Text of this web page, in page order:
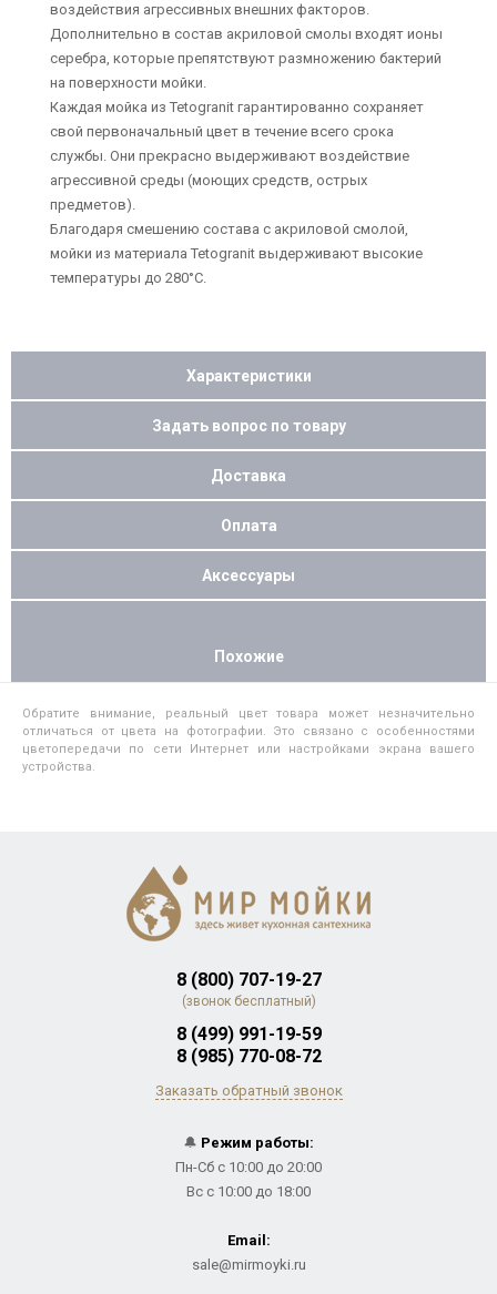
воздействия агрессивных внешних факторов.
Дополнительно в состав акриловой смолы входят ионы
серебра, которые препятствуют размножению бактерий
на поверхности мойки.
Каждая мойка из Tetogranit гарантированно сохраняет
свой первоначальный цвет в течение всего срока
службы. Они прекрасно выдерживают воздействие
агрессивной среды (моющих средств, острых
предметов).
Благодаря смешению состава с акриловой смолой,
мойки из материала Tetogranit выдерживают высокие
температуры до 280°С.
Характеристики
Задать вопрос по товару
Доставка
Оплата
Аксессуары
Похожие
Обратите внимание, реальный цвет товара может незначительно
отличаться от цвета на фотографии. Это связано с особенностями
цветопередачи по сети Интернет или настройками экрана вашего
устройства.
8 (800) 707-19-27
(звонок бесплатный)
8 (499) 991-19-59
8 (985) 770-08-72
Заказать обратный звонок
🔔 Режим работы:
Пн-Сб с 10:00 до 20:00
Вс с 10:00 до 18:00
Email:
sale@mirmoyki.ru